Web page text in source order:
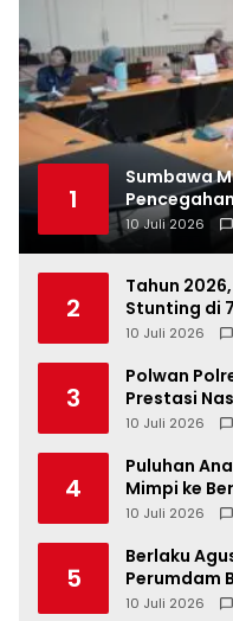
1
Sumbawa
Stunting
10 Juli 2026
2
Tahun
Stunting di
10 Juli 2026
3
Polwan
Prestasi
10 Juli 2026
4
Puluhan
Mimpi ke
Indonesia
10 Juli 2026
5
Berlaku
Perumdam
10 Juli 2026